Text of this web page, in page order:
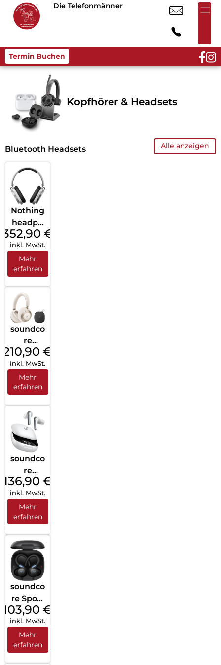
Die Telefonmänner
Termin Buchen
Kopfhörer & Headsets
Bluetooth Headsets Alle anzeigen
Nothing
headph
one (1)
Weiß
352,90 €
inkl. MwSt.
Mehr
erfahren
soundco
re
Space
One Pro
Cream
White
210,90 €
inkl. MwSt.
Mehr
erfahren
soundco
re
Liberty
4 Pro
White
136,90 €
inkl. MwSt.
Mehr
erfahren
soundco
re Sport
X20
Black
103,90 €
inkl. MwSt.
Mehr
erfahren